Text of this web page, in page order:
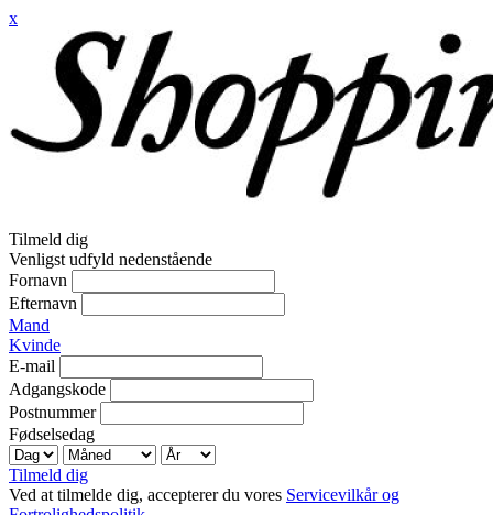
x
Tilmeld dig
Venligst udfyld nedenstående
Fornavn
Efternavn
Mand
Kvinde
E-mail
Adgangskode
Postnummer
Fødselsedag
Tilmeld dig
Ved at tilmelde dig, accepterer du vores Servicevilkår og